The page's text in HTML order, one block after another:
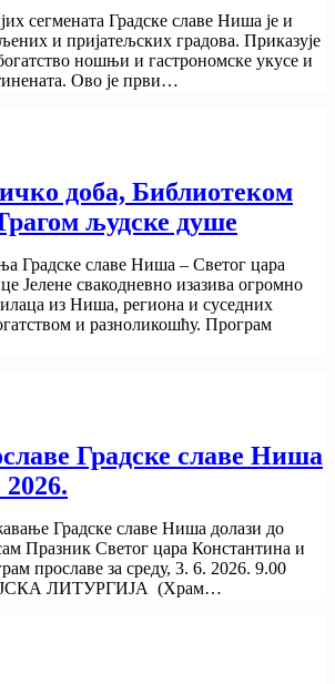
сегмената Градске славе Ниша је и
и пријатељских градова. Приказује
ношњи и гастрономске укусе и
Ово је први…
доба, Библиотеком
људске душе
Градске славе Ниша – Светог цара
Јелене свакодневно изазива огромно
из Ниша, региона и суседних
и разноликошћу. Програм
Градске славе Ниша
2026.
Градске славе Ниша долази до
Празник Светог цара Константина и
прославе за среду, 3. 6. 2026. 9.00
ЛИТУРГИЈА (Храм…